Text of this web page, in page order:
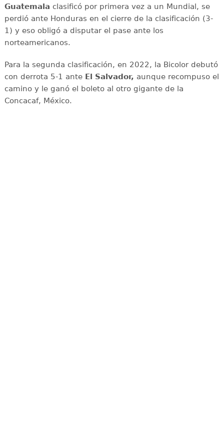
Guatemala clasificó por primera vez a un Mundial, se
perdió ante Honduras en el cierre de la clasificación (3-
1) y eso obligó a disputar el pase ante los
norteamericanos.
Para la segunda clasificación, en 2022, la Bicolor debutó
con derrota 5-1 ante El Salvador, aunque recompuso el
camino y le ganó el boleto al otro gigante de la
Concacaf, México.